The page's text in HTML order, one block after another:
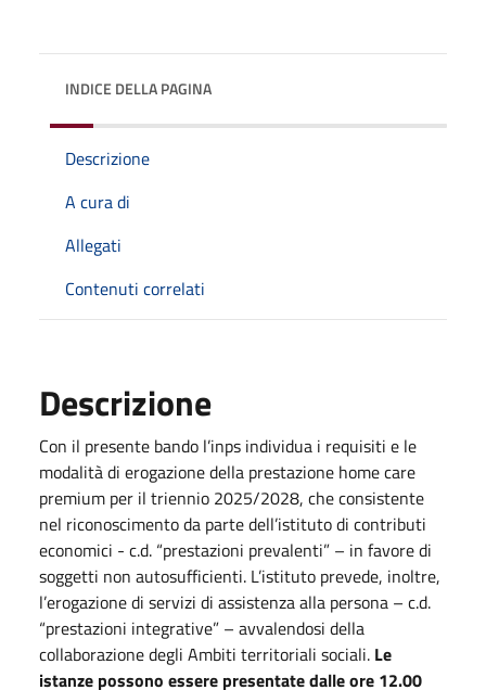
INDICE DELLA PAGINA
Descrizione
A cura di
Allegati
Contenuti correlati
Descrizione
Con il presente bando l’inps individua i requisiti e le
modalità di erogazione della prestazione home care
premium per il triennio 2025/2028, che consistente
nel riconoscimento da parte dell’istituto di contributi
economici - c.d. “prestazioni prevalenti” – in favore di
soggetti non autosufficienti. L’istituto prevede, inoltre,
l’erogazione di servizi di assistenza alla persona – c.d.
“prestazioni integrative” – avvalendosi della
collaborazione degli Ambiti territoriali sociali. Le
istanze possono essere presentate dalle ore 12.00